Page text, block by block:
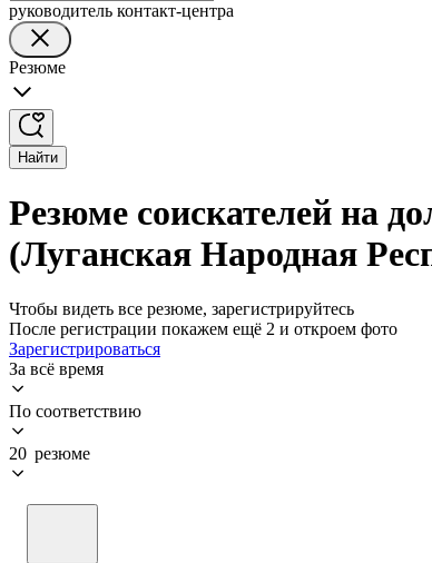
руководитель контакт-центра
Резюме
Найти
Резюме соискателей на
(Луганская Народная
Чтобы видеть все резюме, зарегистрируйтесь
После регистрации покажем ещё 2 и откроем фото
Зарегистрироваться
За всё время
По соответствию
20 резюме